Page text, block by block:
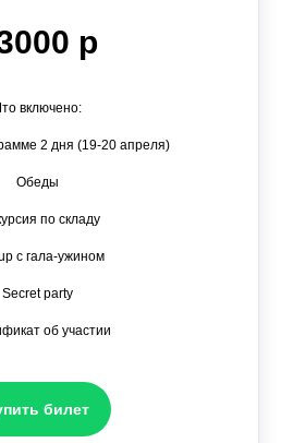
р
включено:
2 дня (19-20 апреля)
Обеды
по складу
c гала-ужином
Secret party
об участии
билет